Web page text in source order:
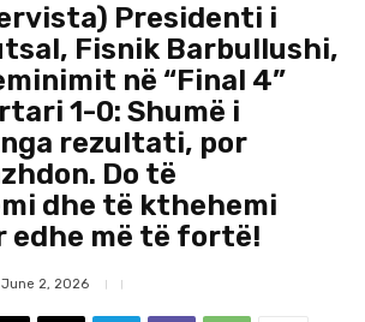
Presidenti i
Fisnik Barbullushi,
në “Final 4”
1-0: Shumë i
rezultati, por
Do të
dhe të kthehemi
më të fortë!
June 2, 2026